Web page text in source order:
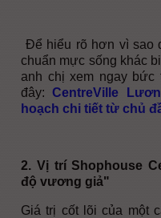
Để hiểu rõ hơn vì sao
chuẩn mực sống khác
anh chị xem ngay bức
đây:CentreVille
hoạch chi tiết từ chủ
2. Vị trí Shophouse
độ vương giả"
Giá trị cốt lõi của một